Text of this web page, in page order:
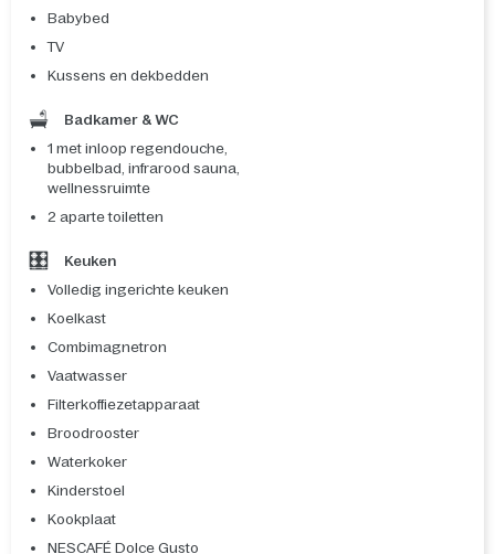
Babybed
TV
Kussens en dekbedden
Badkamer & WC
1 met inloop regendouche,
bubbelbad, infrarood sauna,
wellnessruimte
2 aparte toiletten
Keuken
Volledig ingerichte keuken
Koelkast
Combimagnetron
Vaatwasser
Filterkoffiezetapparaat
Broodrooster
Waterkoker
Kinderstoel
Kookplaat
NESCAFÉ Dolce Gusto